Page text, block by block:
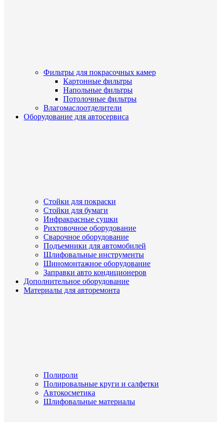
Фильтры для покрасочных камер
Картонные фильтры
Напольные фильтры
Потолочные фильтры
Влагомаслоотделители
Оборудование для автосервиса
Стойки для покраски
Стойки для бумаги
Инфракрасные сушки
Рихтовочное оборудование
Сварочное оборудование
Подъемники для автомобилей
Шлифовальные инструменты
Шиномонтажное оборудование
Заправки авто кондиционеров
Дополнительное оборудование
Материалы для авторемонта
Полироли
Полировальные круги и салфетки
Автокосметика
Шлифовальные материалы